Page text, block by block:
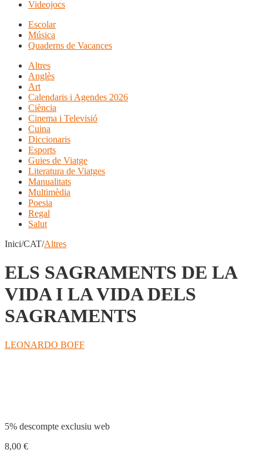
Videojocs
Escolar
Música
Quaderns de Vacances
Altres
Anglès
Art
Calendaris i Agendes 2026
Ciència
Cinema i Televisió
Cuina
Diccionaris
Esports
Guies de Viatge
Literatura de Viatges
Manualitats
Multimèdia
Poesia
Regal
Salut
Inici/CAT/Altres
ELS SAGRAMENTS DE LA
VIDA I LA VIDA DELS
SAGRAMENTS
LEONARDO BOFF
5% descompte exclusiu web
8,00 €